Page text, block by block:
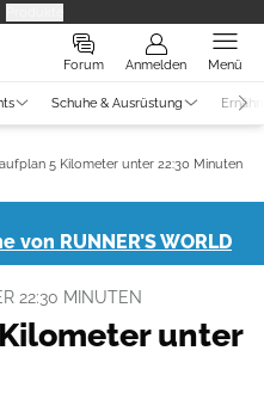
Forum Anmelden Menü
Schuhe & Ausrüstung
5 Kilometer unter 22:30 Minuten
RUNNER’S WORLD
22:30 MINUTEN
unter